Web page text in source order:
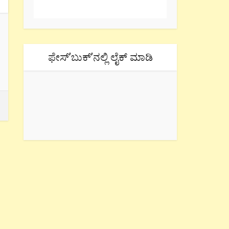
ಫೇಸ್’ಬುಕ್’ನಲ್ಲಿ ಲೈಕ್ ಮಾಡಿ